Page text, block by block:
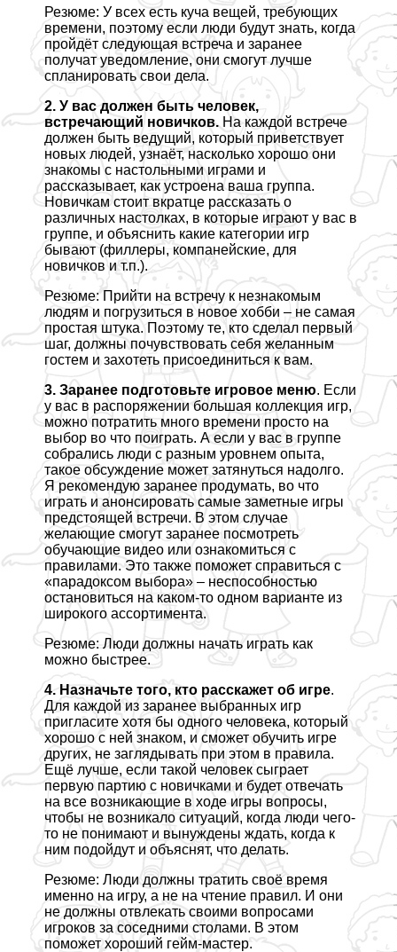
Резюме: У всех есть куча вещей, требующих
времени, поэтому если люди будут знать, когда
пройдёт следующая встреча и заранее
получат уведомление, они смогут лучше
спланировать свои дела.
2. У вас должен быть человек,
встречающий новичков. На каждой встрече
должен быть ведущий, который приветствует
новых людей, узнаёт, насколько хорошо они
знакомы с настольными играми и
рассказывает, как устроена ваша группа.
Новичкам стоит вкратце рассказать о
различных настолках, в которые играют у вас в
группе, и объяснить какие категории игр
бывают (филлеры, компанейские, для
новичков и т.п.).
Резюме: Прийти на встречу к незнакомым
людям и погрузиться в новое хобби – не самая
простая штука. Поэтому те, кто сделал первый
шаг, должны почувствовать себя желанным
гостем и захотеть присоединиться к вам.
3. Заранее подготовьте игровое меню. Если
у вас в распоряжении большая коллекция игр,
можно потратить много времени просто на
выбор во что поиграть. А если у вас в группе
собрались люди с разным уровнем опыта,
такое обсуждение может затянуться надолго.
Я рекомендую заранее продумать, во что
играть и анонсировать самые заметные игры
предстоящей встречи. В этом случае
желающие смогут заранее посмотреть
обучающие видео или ознакомиться с
правилами. Это также поможет справиться с
«парадоксом выбора» – неспособностью
остановиться на каком-то одном варианте из
широкого ассортимента.
Резюме: Люди должны начать играть как
можно быстрее.
4. Назначьте того, кто расскажет об игре.
Для каждой из заранее выбранных игр
пригласите хотя бы одного человека, который
хорошо с ней знаком, и сможет обучить игре
других, не заглядывать при этом в правила.
Ещё лучше, если такой человек сыграет
первую партию с новичками и будет отвечать
на все возникающие в ходе игры вопросы,
чтобы не возникало ситуаций, когда люди чего-
то не понимают и вынуждены ждать, когда к
ним подойдут и объяснят, что делать.
Резюме: Люди должны тратить своё время
именно на игру, а не на чтение правил. И они
не должны отвлекать своими вопросами
игроков за соседними столами. В этом
поможет хороший гeйм-мастер.